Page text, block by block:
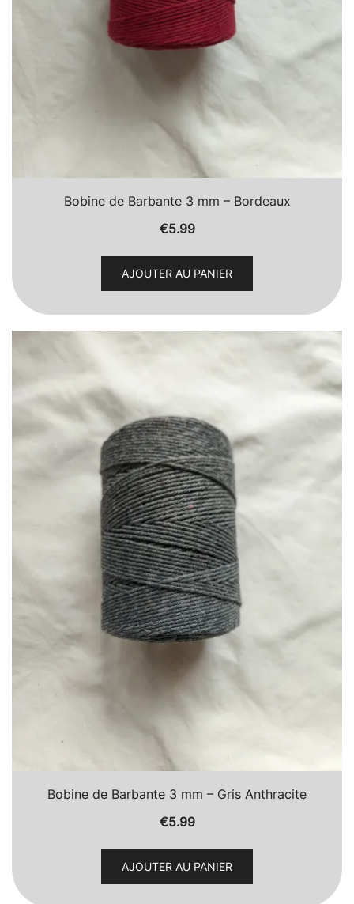
Bobine de Barbante 3 mm – Bordeaux
€5.99
AJOUTER AU PANIER
Bobine de Barbante 3 mm – Gris Anthracite
€5.99
AJOUTER AU PANIER